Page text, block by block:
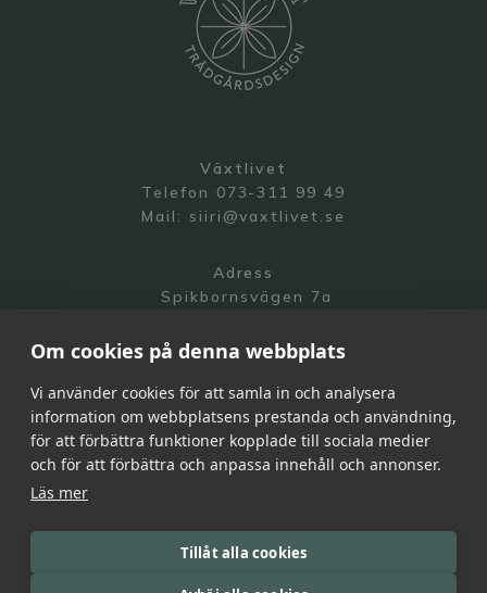
Växtlivet
Telefon 073-311 99 49
Mail: siiri@vaxtlivet.se
Adress
Spikbornsvägen 7a
Webdesign byBecc Design Studio
Om cookies på denna webbplats
Vi använder cookies för att samla in och analysera
information om webbplatsens prestanda och användning,
för att förbättra funktioner kopplade till sociala medier
och för att förbättra och anpassa innehåll och annonser.
Läs mer
Tillåt alla cookies